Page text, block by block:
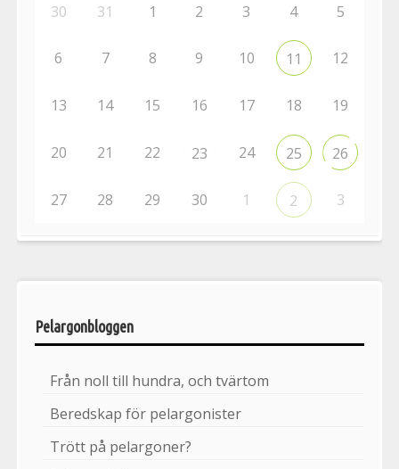
30 31 1 2 3 4 5
6 7 8 9 10 11 12
13 14 15 16 17 18 19
20 21 22 23 24 25 26
27 28 29 30 1 2 3
Pelargonbloggen
Från noll till hundra, och tvärtom
Beredskap för pelargonister
Trött på pelargoner?